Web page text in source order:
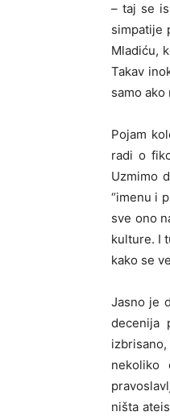
– taj se
simpatije
Mladiću,
Takav
samo
Pojam
radi o
Uzmimo
“imenu i
sve ono
kulture. I
kako se
Jasno je
decenija
nekoliko
ništa